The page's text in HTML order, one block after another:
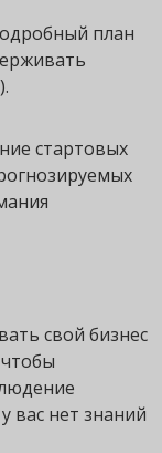
план
стартовых
свой бизнес
вас нет знаний